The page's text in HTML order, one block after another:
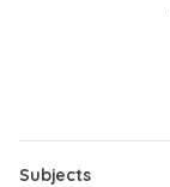
Subjects